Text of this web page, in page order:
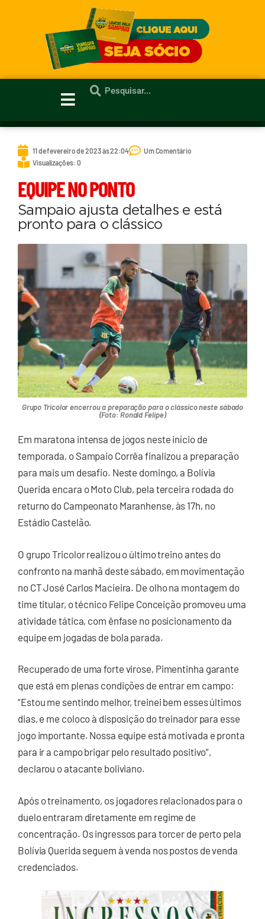
11 de fevereiro de 2023 às 22:04
Um Comentário
Visualizações: 0
EQUIPE NO PONTO
Sampaio ajusta detalhes e está
pronto para o clássico
Grupo Tricolor encerrou a preparação para o clássico neste sábado
(Foto: Ronald Felipe)
Em maratona intensa de jogos neste início de
temporada, o Sampaio Corrêa finalizou a preparação
para mais um desafio. Neste domingo, a Bolívia
Querida encara o Moto Club, pela terceira rodada do
returno do Campeonato Maranhense, às 17h, no
Estádio Castelão.
O grupo Tricolor realizou o último treino antes do
confronto na manhã deste sábado, em movimentação
no CT José Carlos Macieira. De olho na montagem do
time titular, o técnico Felipe Conceição promoveu uma
atividade tática, com ênfase no posicionamento da
equipe em jogadas de bola parada.
Recuperado de uma forte virose, Pimentinha garante
que está em plenas condições de entrar em campo:
“Estou me sentindo melhor, treinei bem esses últimos
dias, e me coloco à disposição do treinador para esse
jogo importante. Nossa equipe está motivada e pronta
para ir a campo brigar pelo resultado positivo”,
declarou o atacante boliviano.
Após o treinamento, os jogadores relacionados para o
duelo entraram diretamente em regime de
concentração. Os ingressos para torcer de perto pela
Bolívia Querida seguem à venda nos postos de venda
credenciados.